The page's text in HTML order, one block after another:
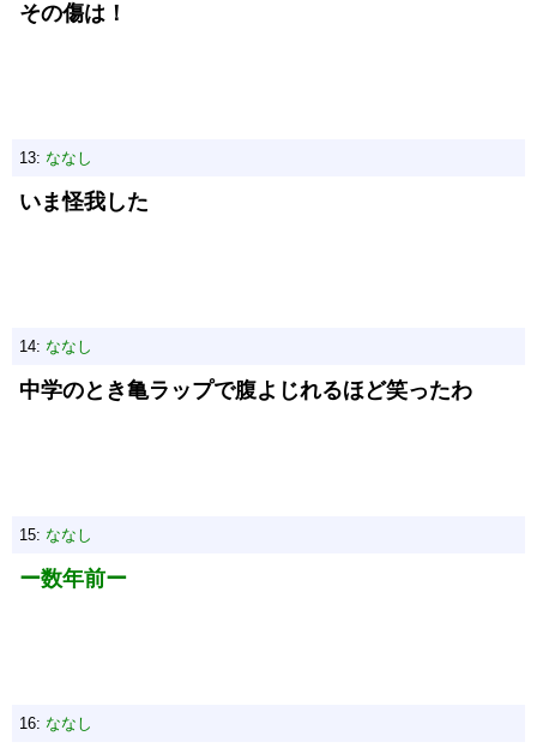
その傷は！
13: ななし
いま怪我した
14: ななし
中学のとき亀ラップで腹よじれるほど笑ったわ
15: ななし
ー数年前ー
16: ななし